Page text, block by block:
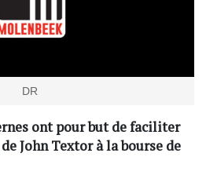
DR
ont pour but de faciliter
John Textor à la bourse de